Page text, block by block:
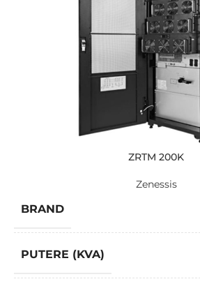
ZRTM 200K
Zenessis
BRAND
PUTERE (KVA)